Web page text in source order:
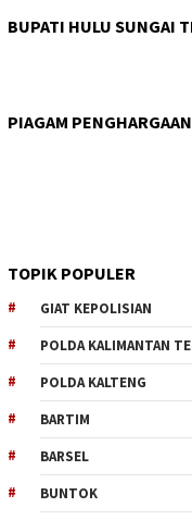
BUPATI HULU SUNGAI
PIAGAM PENGHARGAAN
TOPIK POPULER
GIAT KEPOLISIAN
POLDA KALIMANTAN
POLDA KALTENG
BARTIM
BARSEL
BUNTOK